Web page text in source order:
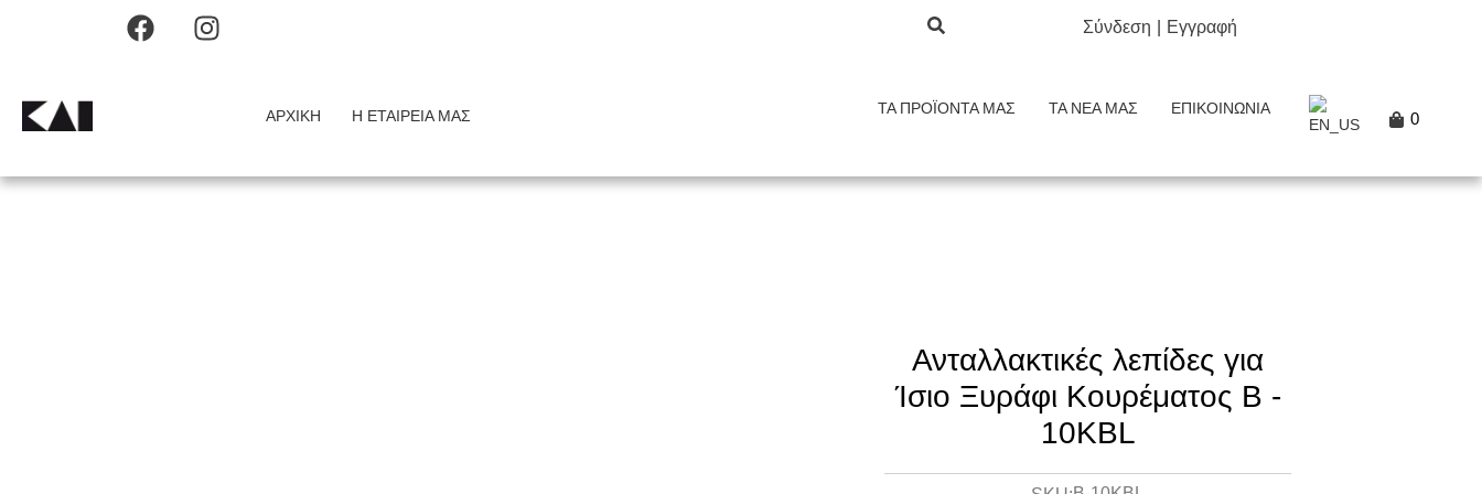
Σύνδεση Εγγραφή
ΑΡΧΙΚΉ Η ΕΤΑΙΡΕΊΑ ΜΑΣ ΤΑ ΠΡΟΪΌΝΤΑ ΜΑΣ ΤΑ ΝΈΑ ΜΑΣ ΕΠΙΚΟΙΝΩΝΊΑ
0
Ανταλλακτικές λεπίδες για
Ίσιο Ξυράφι Κουρέματος B -
10KBL